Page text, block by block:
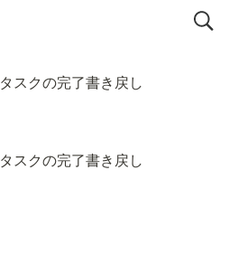
タスクの完了書き戻し
タスクの完了書き戻し